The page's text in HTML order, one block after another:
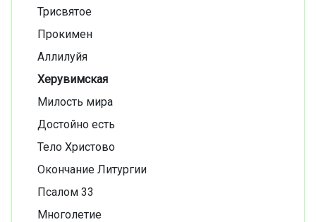
Трисвятое
Прокимен
Аллилуйя
Херувимская
Милость мира
Достойно есть
Тело Христово
Окончание Литургии
Псалом 33
Многолетие